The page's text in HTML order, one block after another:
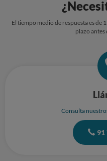
El tiempo medio de respuesta es de
plazo
Consulta
91